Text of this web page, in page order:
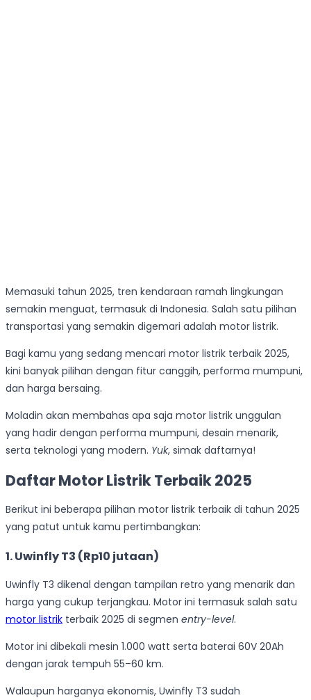
Memasuki tahun 2025, tren kendaraan ramah lingkungan
semakin menguat, termasuk di Indonesia. Salah satu pilihan
transportasi yang semakin digemari adalah motor listrik.
Bagi kamu yang sedang mencari motor listrik terbaik 2025,
kini banyak pilihan dengan fitur canggih, performa mumpuni,
dan harga bersaing.
Moladin akan membahas apa saja motor listrik unggulan
yang hadir dengan performa mumpuni, desain menarik,
serta teknologi yang modern. Yuk, simak daftarnya!
Daftar Motor Listrik Terbaik 2025
Berikut ini beberapa pilihan motor listrik terbaik di tahun 2025
yang patut untuk kamu pertimbangkan:
1. Uwinfly T3 (Rp10 jutaan)
Uwinfly T3 dikenal dengan tampilan retro yang menarik dan
harga yang cukup terjangkau. Motor ini termasuk salah satu
motor listrik terbaik 2025 di segmen entry-level.
Motor ini dibekali mesin 1.000 watt serta baterai 60V 20Ah
dengan jarak tempuh 55–60 km.
Walaupun harganya ekonomis, Uwinfly T3 sudah